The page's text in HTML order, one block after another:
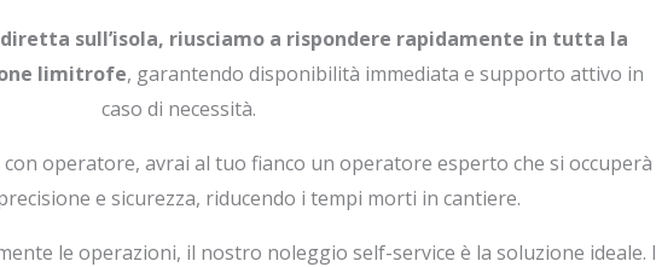
sull’isola, riusciamo a rispondere rapidamente in tutta la
limitrofe, garantendo disponibilità immediata e supporto attivo in
caso di necessità.
operatore, avrai al tuo fianco un operatore esperto che si occuperà
e sicurezza, riducendo i tempi morti in cantiere.
le operazioni, il nostro noleggio self-service è la soluzione ideale. I